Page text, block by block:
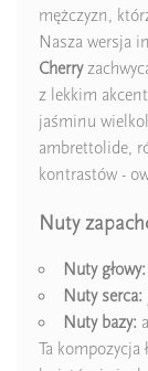
mężczyzn,
Nasza wersja
Cherry
z lekkim
jaśminu
ambrettolide,
kontrastów -
Nuty
Nuty głowy:
Nuty serca:
Nuty bazy:
Ta kompozycja